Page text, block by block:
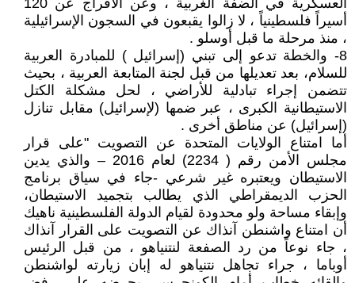
العسكرية في الضفة الغربية ، وعن الافراج عن 120
أسيراً فلسطينياً ، لا زالوا يقبعون في السجون الإسرائيلية
، منذ مرحلة ما قبل أوسلو .
8- والخطة تدعو إلى تبني (إسرائيل ) للمبادرة العربية
للسلام، بعد تعديلها من قبل لجنة المتابعة العربية ، بحيث
تتضمن إجراء تبادلية للأراضي ، لحل مشكلة الكتل
الاستيطانية الكبرى ، عبر ضمها (لإسرائيل) مقابل تنازل
(إسرائيل) عن مناطق أخرى .
أما امتناع الولايات المتحدة عن التصويت "على قرار
مجلس الأمن رقم ( 2234) لعام 2016 – والذي يدين
الاستيطان ويعتبره غير شرعي -جاء في سياق برنامج
الحزب الديمقراطي الذي يطالب بتجميد الاستيطان،
وإبقاء مساحة ولو محدودة لقيام الدولة الفلسطينية ناهيك
أن امتناع واشنطن آنذاك عن التصويت على القرار آنذاك
، جاء نوعاً من رد الصفعة لنتنياهو ، من قبل الرئيس
أوباما ، جراء تجاهل نتنياهو له إبان زيارته لواشنطن